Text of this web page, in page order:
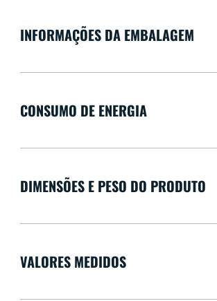
INFORMAÇÕES DA EMBALAGEM
CONSUMO DE ENERGIA
DIMENSÕES E PESO DO PRODUTO
VALORES MEDIDOS